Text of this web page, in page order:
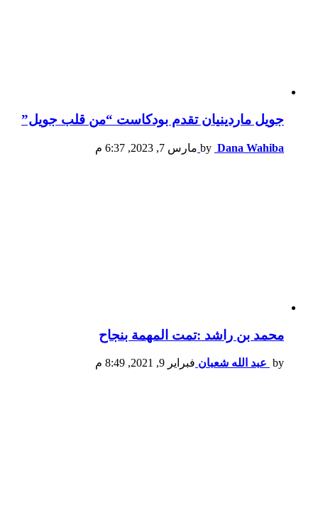
جويل ماردينيان تقدم بودكاست “من قلب جويل”
by Dana Wahiba مارس 7, 2023, 6:37 م
محمد بن راشد :تمت المهمة بنجاح
by عبد الله شعبان فبراير 9, 2021, 8:49 م